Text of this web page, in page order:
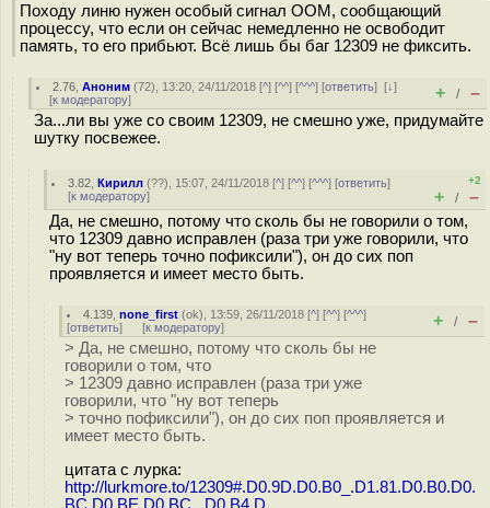
Походу линю нужен особый сигнал OOM, сообщающий
процессу, что если он сейчас немедленно не освободит
память, то его прибьют. Всё лишь бы баг 12309 не фиксить.
2.76 ,Аноним (72), 13:20, 24/11/2018 [^] [^^] [^^^] [ответить][↓]
[к модератору] + / –
За...ли вы уже со своим 12309, не смешно уже, придумайте
шутку посвежее.
3.82 ,Кирилл (??), 15:07, 24/11/2018 [^] [^^] [^^^] [ответить]
[к модератору]
+2
+ / –
Да, не смешно, потому что сколь бы не говорили о том,
что 12309 давно исправлен (раза три уже говорили, что
"ну вот теперь точно пофиксили"), он до сих поп
проявляется и имеет место быть.
4.139 ,none_first (ok), 13:59, 26/11/2018 [^] [^^] [^^^]
[ответить] [к модератору] + / –
> Да, не смешно, потому что сколь бы не
говорили о том, что
> 12309 давно исправлен (раза три уже
говорили, что "ну вот теперь
> точно пофиксили"), он до сих поп проявляется и
имеет место быть.
цитата с лурка:
http://lurkmore.to/12309#.D0.9D.D0.B0_.D1.81.D0.B0.D0.